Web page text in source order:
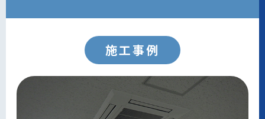
施工事例